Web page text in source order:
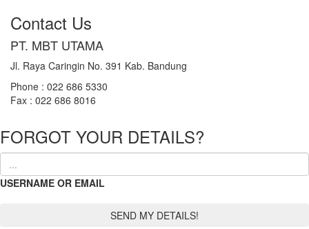
Contact Us
PT. MBT UTAMA
Jl. Raya Caringin No. 391 Kab. Bandung
Phone : 022 686 5330
Fax : 022 686 8016
FORGOT YOUR DETAILS?
USERNAME OR EMAIL